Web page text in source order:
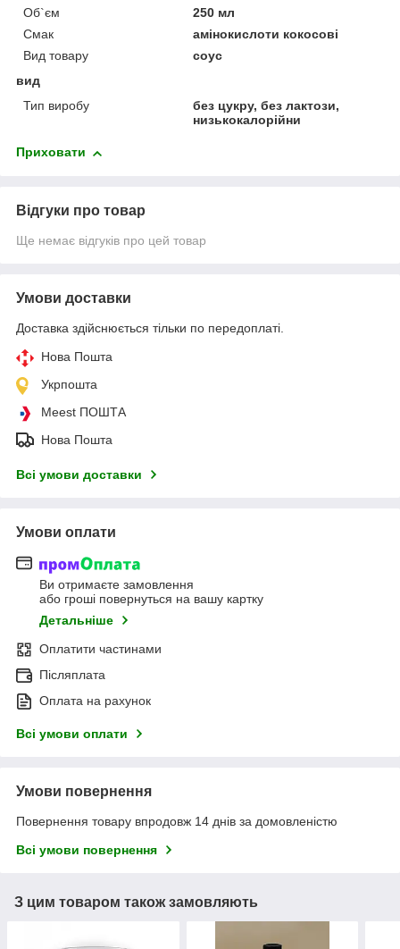
Об`єм
250 мл
Смак
амінокислоти кокосові
Вид товару
соус
вид
Тип виробу
без цукру, без лактози,
низькокалорійни
Приховати
Відгуки про товар
Ще немає відгуків про цей товар
Умови доставки
Доставка здійснюється тільки по передоплаті.
Нова Пошта
Укрпошта
Meest ПОШТА
Нова Пошта
Всі умови доставки
Умови оплати
Ви отримаєте замовлення
або гроші повернуться на вашу картку
Детальніше
Оплатити частинами
Післяплата
Оплата на рахунок
Всі умови оплати
Умови повернення
Повернення товару впродовж 14 днів за домовленістю
Всі умови повернення
З цим товаром також замовляють